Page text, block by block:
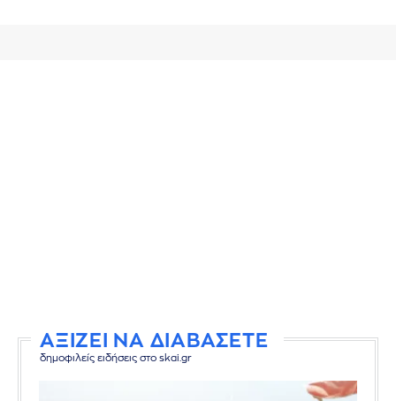
ΑΞΙΖΕΙ ΝΑ ΔΙΑΒΑΣΕΤΕ
δημοφιλείς ειδήσεις στο skai.gr